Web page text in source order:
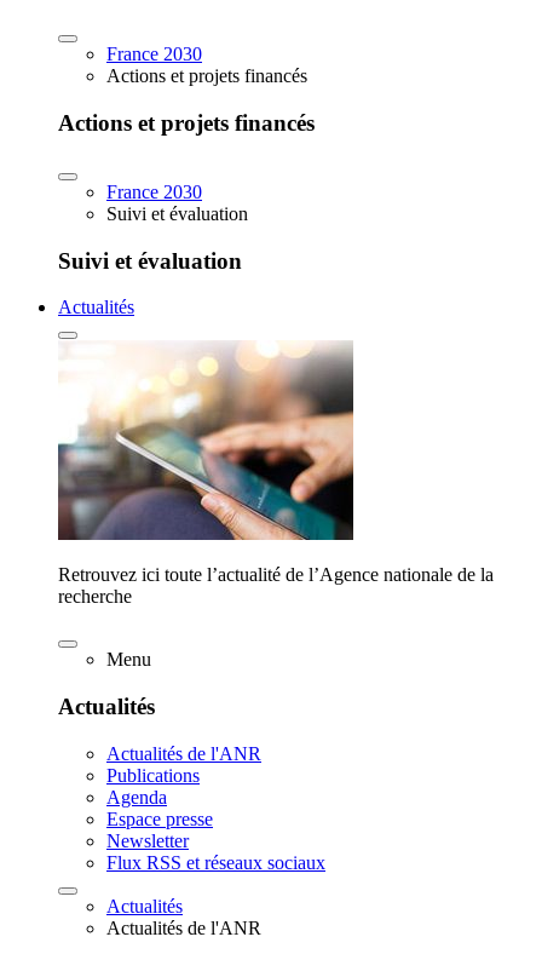
France 2030
Actions et projets financés
Actions et projets financés
France 2030
Suivi et évaluation
Suivi et évaluation
Actualités
Retrouvez ici toute l’actualité de l’Agence nationale de la
recherche
Menu
Actualités
Actualités de l'ANR
Publications
Agenda
Espace presse
Newsletter
Flux RSS et réseaux sociaux
Actualités
Actualités de l'ANR